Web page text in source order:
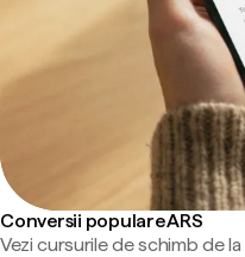
Conversii populare ARS
Vezi cursurile de schimb de